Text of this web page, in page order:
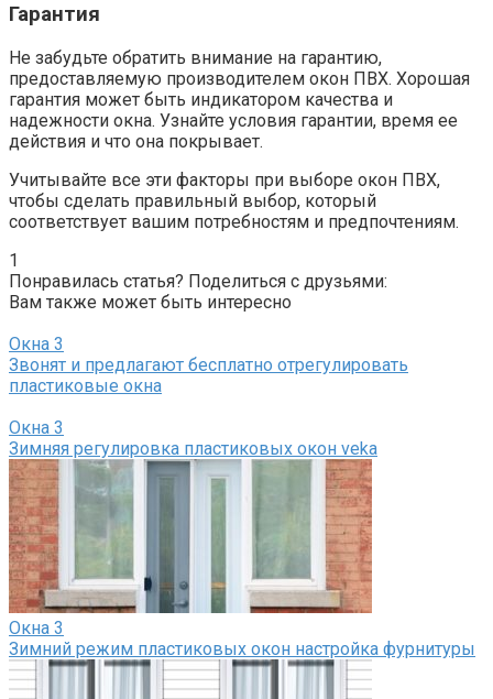
Гарантия
Не забудьте обратить внимание на гарантию,
предоставляемую производителем окон ПВХ.​ Хорошая
гарантия может быть индикатором качества и
надежности окна. Узнайте условия гарантии, время ее
действия и что она покрывает.​
Учитывайте все эти факторы при выборе окон ПВХ,
чтобы сделать правильный выбор, который
соответствует вашим потребностям и предпочтениям.​
1
Понравилась статья? Поделиться с друзьями:
Вам также может быть интересно
Окна 3
Звонят и предлагают бесплатно отрегулировать
пластиковые окна
Окна 3
Зимняя регулировка пластиковых окон veka
Окна 3
Зимний режим пластиковых окон настройка фурнитуры